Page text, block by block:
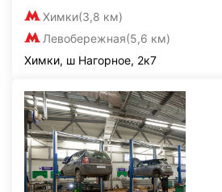
Химки(3,8 км)
Левобережная(5,6 км)
Химки, ш Нагорное, 2к7